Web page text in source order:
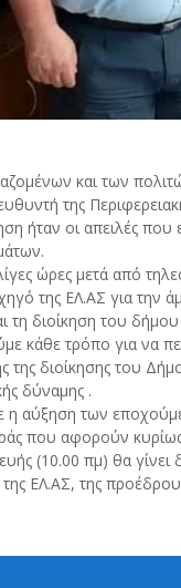
και των
της
ήταν οι απειλές
ώρες μετά από
της ΕΛ.ΑΣ για την
τη διοίκηση του
κάθε τρόπο για να
της διοίκησης του
δύναμης .
η αύξηση των
που αφορούν
(10.00 πμ) θα
ΕΛ.ΑΣ, της